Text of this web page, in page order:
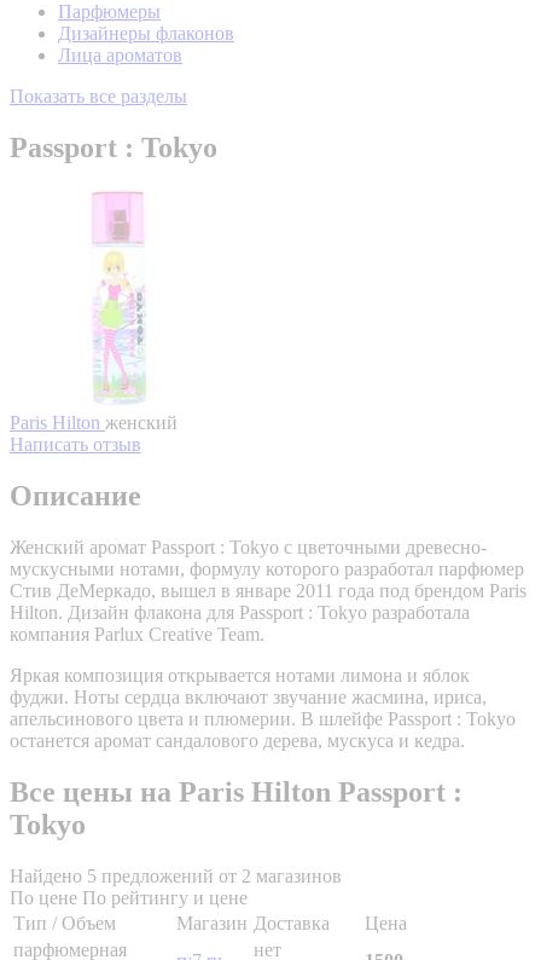
Парфюмеры
Дизайнеры флаконов
Лица ароматов
Показать все разделы
Passport : Tokyo
Paris Hilton женский
Написать отзыв
Описание
Женский аромат Passport : Tokyo с цветочными древесно-
мускусными нотами, формулу которого разработал парфюмер
Стив ДеМеркадо, вышел в январе 2011 года под брендом Paris
Hilton. Дизайн флакона для Passport : Tokyo разработала
компания Parlux Creative Team.
Яркая композиция открывается нотами лимона и яблок
фуджи. Ноты сердца включают звучание жасмина, ириса,
апельсинового цвета и плюмерии. В шлейфе Passport : Tokyo
останется аромат сандалового дерева, мускуса и кедра.
Все цены на Paris Hilton Passport :
Tokyo
Найдено 5 предложений от 2 магазинов
По цене По рейтингу и цене
Тип / Объем
Магазин Доставка
Цена
парфюмерная
нет